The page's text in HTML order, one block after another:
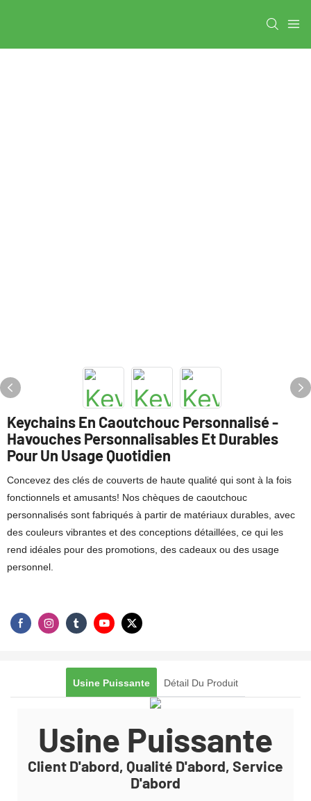
Keychains En Caoutchouc Personnalisé -
Havouches Personnalisables Et Durables
Pour Un Usage Quotidien
Concevez des clés de couverts de haute qualité qui sont à la fois
fonctionnels et amusants! Nos chèques de caoutchouc
personnalisés sont fabriqués à partir de matériaux durables, avec
des couleurs vibrantes et des conceptions détaillées, ce qui les
rend idéales pour des promotions, des cadeaux ou des usage
personnel.
Usine Puissante Détail Du Produit
Usine Puissante
Client D'abord, Qualité D'abord, Service
D'abord